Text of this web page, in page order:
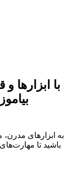
با ابزارها
به ابزارهای
باشید تا